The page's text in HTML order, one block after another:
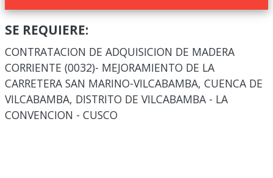
SE REQUIERE:
CONTRATACION DE ADQUISICION DE MADERA
CORRIENTE (0032)- MEJORAMIENTO DE LA
CARRETERA SAN MARINO-VILCABAMBA, CUENCA DE
VILCABAMBA, DISTRITO DE VILCABAMBA - LA
CONVENCION - CUSCO